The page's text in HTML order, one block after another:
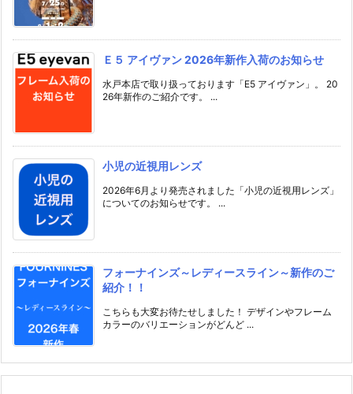
Ｅ５ アイヴァン 2026年新作入荷のお知らせ
水戸本店で取り扱っております「E5 アイヴァン」。 20
26年新作のご紹介です。 ...
小児の近視用レンズ
2026年6月より発売されました「小児の近視用レンズ」
についてのお知らせです。 ...
フォーナインズ～レディースライン～新作のご
紹介！！
こちらも大変お待たせしました！ デザインやフレーム
カラーのバリエーションがどんど ...